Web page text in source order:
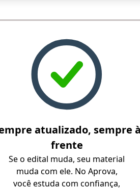
atualizado, sempre à
frente
Se o edital muda, seu material
muda com ele. No Aprova,
você estuda com confiança,